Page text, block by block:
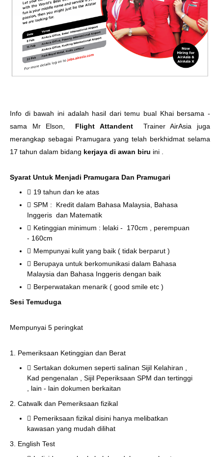
Info di bawah ini adalah hasil dari temu bual Khai bersama -
sama Mr Elson, Flight Attandent Trainer AirAsia juga
merangkap sebagai Pramugara yang telah berkhidmat selama
17 tahun dalam bidang kerjaya di awan biru ini .
Syarat Untuk Menjadi Pramugara Dan Pramugari
19 tahun dan ke atas
SPM : Kredit dalam Bahasa Malaysia, Bahasa
Inggeris dan Matematik
Ketinggian minimum : lelaki - 170cm , perempuan
- 160cm
Mempunyai kulit yang baik ( tidak berparut )
Berupaya untuk berkomunikasi dalam Bahasa
Malaysia dan Bahasa Inggeris dengan baik
Berperwatakan menarik ( good smile etc )
Sesi Temuduga
Mempunyai 5 peringkat
1. Pemeriksaan Ketinggian dan Berat
Sertakan dokumen seperti salinan Sijil Kelahiran ,
Kad pengenalan , Sijil Peperiksaan SPM dan tertinggi
, lain - lain dokumen berkaitan
2. Catwalk dan Pemeriksaan fizikal
Pemeriksaan fizikal disini hanya melibatkan
kawasan yang mudah dilihat
3. English Test